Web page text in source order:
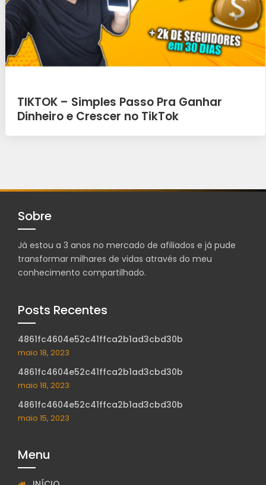
TIKTOK – Simples Passo Pra Ganhar
Dinheiro e Crescer no TikTok
Sobre
Já estou a 3 anos no mercado de afiliados e já pude
transformar milhares de vidas através do meu
conhecimento compartilhado.
Posts Recentes
4861fc4604e52c41ffca2b1ad3cbd30b
maio 18, 2023
4861fc4604e52c41ffca2b1ad3cbd30b
maio 18, 2023
4861fc4604e52c41ffca2b1ad3cbd30b
maio 15, 2023
Menu